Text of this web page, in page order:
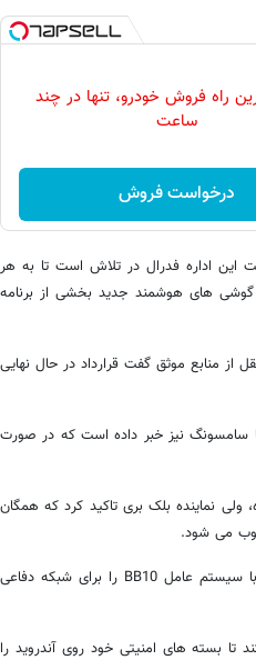
راه فروش خودرو، تنها در چند
ساعت
درخواست فروش
این اداره فدرال در تلاش است تا به هر
های هوشمند جدید بخشی از برنامه
از منابع موثق گفت قرارداد در حال نهایی
با سامسونگ نیز خبر داده است که در صورت
ولی نماینده بلک بری تاکید کرد که همگان
می شود.
این در حالی است که در ماه می امسال پنتاگون قرار داد خرید بلک بری با سیستم عامل BB10 را برای شبکه دفاعی
تا بسته های امنیتی خود روی آندروید را